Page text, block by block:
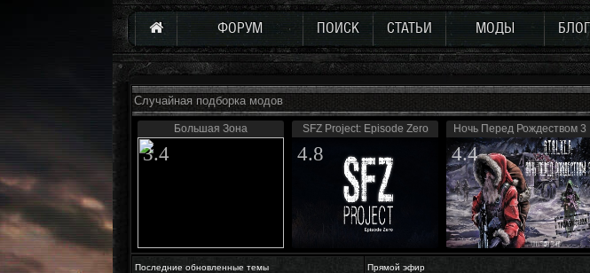
ФОРУМ ПОИСК СТАТЬИ МОДЫ БЛОГ
Случайная подборка модов
Большая Зона
3.4
SFZ Project: Episode Zero
4.8
Ночь Перед Рождеством 3
4.4
Последние обновленные темы Прямой эфир